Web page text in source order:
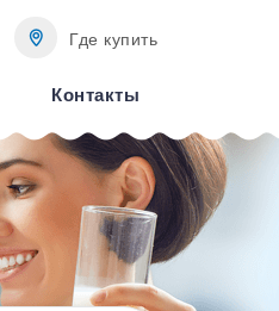
Где купить
Контакты